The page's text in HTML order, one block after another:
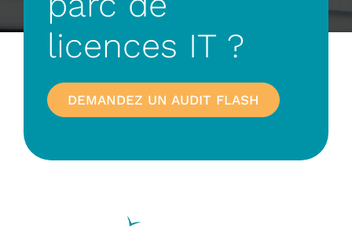
licences IT ?
DEMANDEZ UN AUDIT FLASH